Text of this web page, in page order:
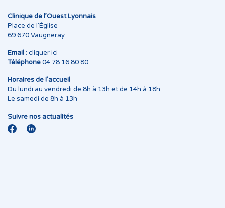
Clinique de l’Ouest Lyonnais
Place de l’Église
69 670 Vaugneray
Email : cliquer ici
Téléphone04 78 16 80 80
Horaires de l’accueil
Du lundi au vendredi de 8h à 13h et de 14h à 18h
Le samedi de 8h à 13h
Suivre nos actualités